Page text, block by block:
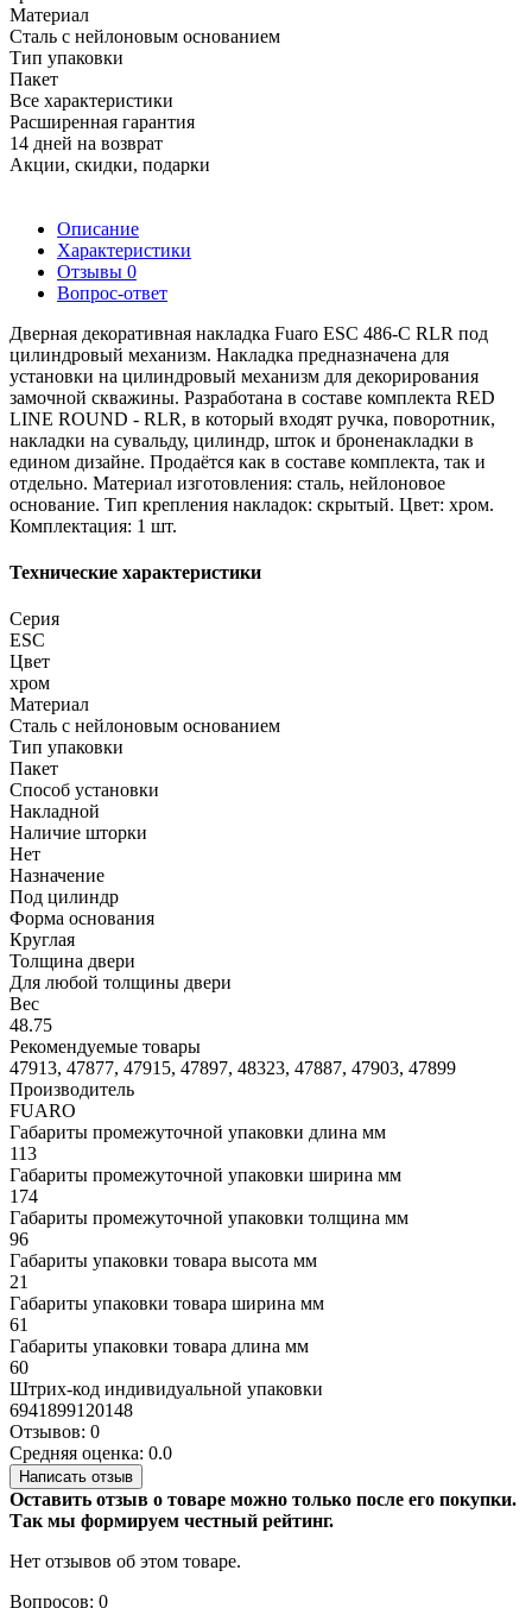
Материал
Сталь с нейлоновым основанием
Тип упаковки
Пакет
Все характеристики
Расширенная гарантия
14 дней на возврат
Акции, скидки, подарки
Описание
Характеристики
Отзывы 0
Вопрос-ответ
Дверная декоративная накладка Fuaro ESC 486-C RLR под
цилиндровый механизм. Накладка предназначена для
установки на цилиндровый механизм для декорирования
замочной скважины. Разработана в составе комплекта RED
LINE ROUND - RLR, в который входят ручка, поворотник,
накладки на сувальду, цилиндр, шток и броненакладки в
едином дизайне. Продаётся как в составе комплекта, так и
отдельно. Материал изготовления: сталь, нейлоновое
основание. Тип крепления накладок: скрытый. Цвет: хром.
Комплектация: 1 шт.
Технические характеристики
Серия
ESC
Цвет
хром
Материал
Сталь с нейлоновым основанием
Тип упаковки
Пакет
Способ установки
Накладной
Наличие шторки
Нет
Назначение
Под цилиндр
Форма основания
Круглая
Толщина двери
Для любой толщины двери
Вес
48.75
Рекомендуемые товары
47913, 47877, 47915, 47897, 48323, 47887, 47903, 47899
Производитель
FUARO
Габариты промежуточной упаковки длина мм
113
Габариты промежуточной упаковки ширина мм
174
Габариты промежуточной упаковки толщина мм
96
Габариты упаковки товара высота мм
21
Габариты упаковки товара ширина мм
61
Габариты упаковки товара длина мм
60
Штрих-код индивидуальной упаковки
6941899120148
Отзывов: 0
Средняя оценка: 0.0
Написать отзыв
Оставить отзыв о товаре можно только после его покупки.
Так мы формируем честный рейтинг.
Нет отзывов об этом товаре.
Вопросов: 0